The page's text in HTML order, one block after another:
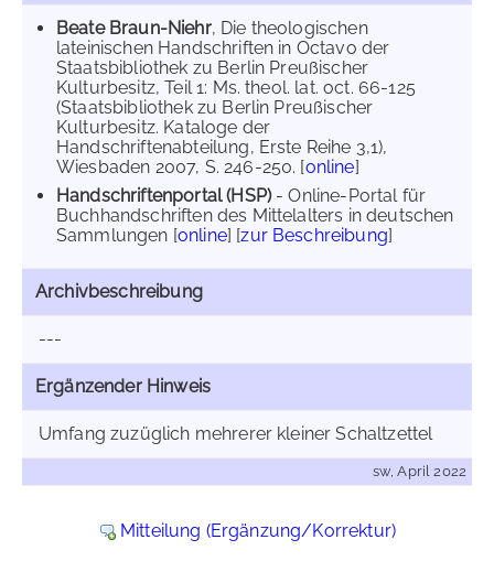
Beate Braun-Niehr, Die theologischen
lateinischen Handschriften in Octavo der
Staatsbibliothek zu Berlin Preußischer
Kulturbesitz, Teil 1: Ms. theol. lat. oct. 66-125
(Staatsbibliothek zu Berlin Preußischer
Kulturbesitz. Kataloge der
Handschriftenabteilung, Erste Reihe 3,1),
Wiesbaden 2007, S. 246-250. [online]
Handschriftenportal (HSP)- Online-Portal für
Buchhandschriften des Mittelalters in deutschen
Sammlungen [online] [zur Beschreibung]
Archivbeschreibung
---
Ergänzender Hinweis
Umfang zuzüglich mehrerer kleiner Schaltzettel
sw, April 2022
Mitteilung (Ergänzung/Korrektur)